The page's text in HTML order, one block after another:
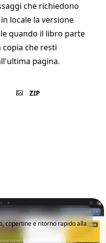
che richiedono
locale la versione
quando il libro parte
che resti
pagina.
ZIP
copertine e ritorno rapido alla